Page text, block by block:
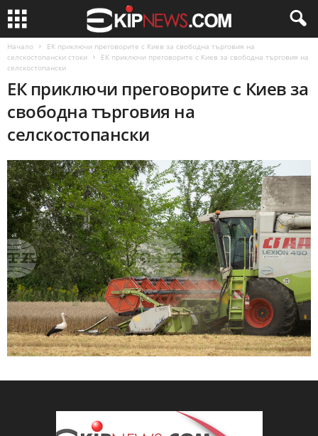
Начало
ЕК приключи преговорите с Киев за свободна търговия на
селскостопански стоки
ЕК приключи преговорите с Киев за свободна търговия на
селскостопански
ЕК приключи преговорите с Киев за
свободна търговия на
селскостопански